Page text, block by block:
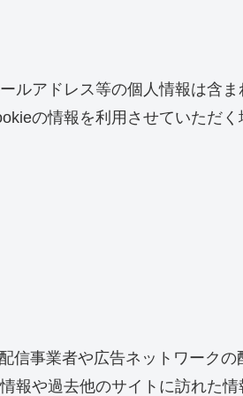
ルアドレス等の個人情報は含ま
の情報を利用させていただく
事業者や広告ネットワークの
や過去他のサイトに訪れた情